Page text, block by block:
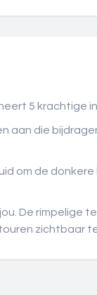
5 krachtige
aan die
om de
De rimpelige
zichtbaar